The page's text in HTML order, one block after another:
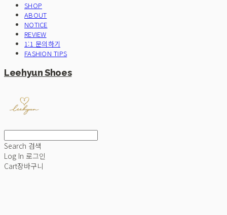
SHOP
ABOUT
NOTICE
REVIEW
1:1 문의하기
FASHION TIPS
Leehyun Shoes
Search 검색
Log In 로그인
Cart장바구니